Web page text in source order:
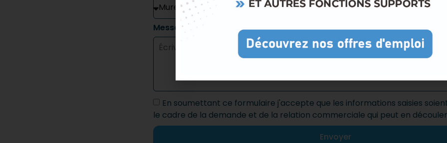
Message
En soumettant ce formulaire j'accepte que les informations saisies
le cadre de la demande et de la relation commerciale qui peut en
Envoyer